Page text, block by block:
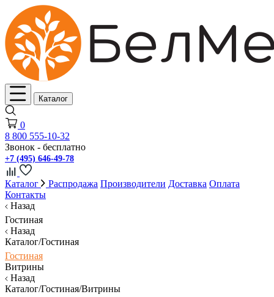
Каталог
0
8 800 555-10-32
Звонок - бесплатно
+7 (495) 646-49-78
Каталог Распродажа Производители Доставка Оплата
Контакты
Назад
Гостиная
Назад
Каталог/Гостиная
Гостиная
Витрины
Назад
Каталог/Гостиная/Витрины